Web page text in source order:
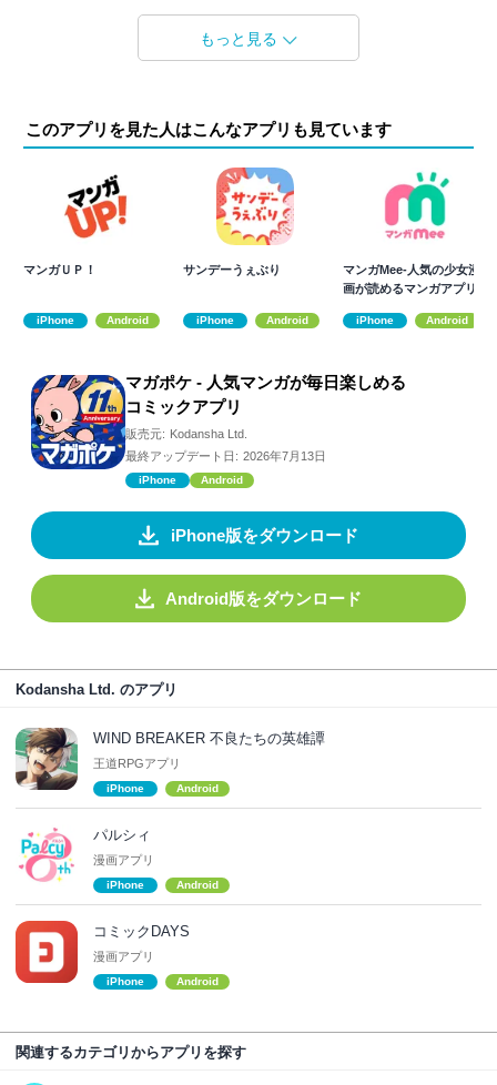
もっと見る
このアプリを見た人はこんなアプリも見ています
マンガＵＰ！
iPhone Android
サンデーうぇぶり
iPhone Android
マンガMee-人気の少女漫
画が読めるマンガアプリ
iPhone Android
マガポケ - 人気マンガが毎日楽しめる
コミックアプリ
販売元: Kodansha Ltd.
最終アップデート日: 2026年7月13日
iPhone Android
iPhone版をダウンロード
Android版をダウンロード
Kodansha Ltd. のアプリ
WIND BREAKER 不良たちの英雄譚
王道RPGアプリ
iPhone Android
パルシィ
漫画アプリ
iPhone Android
コミックDAYS
漫画アプリ
iPhone Android
関連するカテゴリからアプリを探す